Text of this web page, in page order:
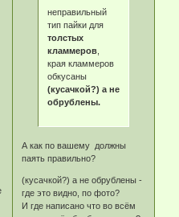
неправильный
тип пайки для
толстых
кламмеров,
края кламмеров
обкусаны
(кусачкой?) а не
обрублены.
А как по вашему должны
паять правильно?
(кусачкой?) а не обрублены -
где это видно, по фото?
И где написано что во всём